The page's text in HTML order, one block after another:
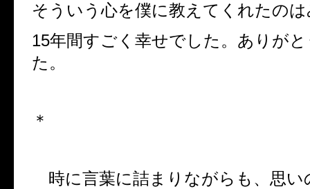
そういう心を僕に教えてくれたの
15年間すごく幸せでした。ありが
た。
＊
時に言葉に詰まりながらも、思い